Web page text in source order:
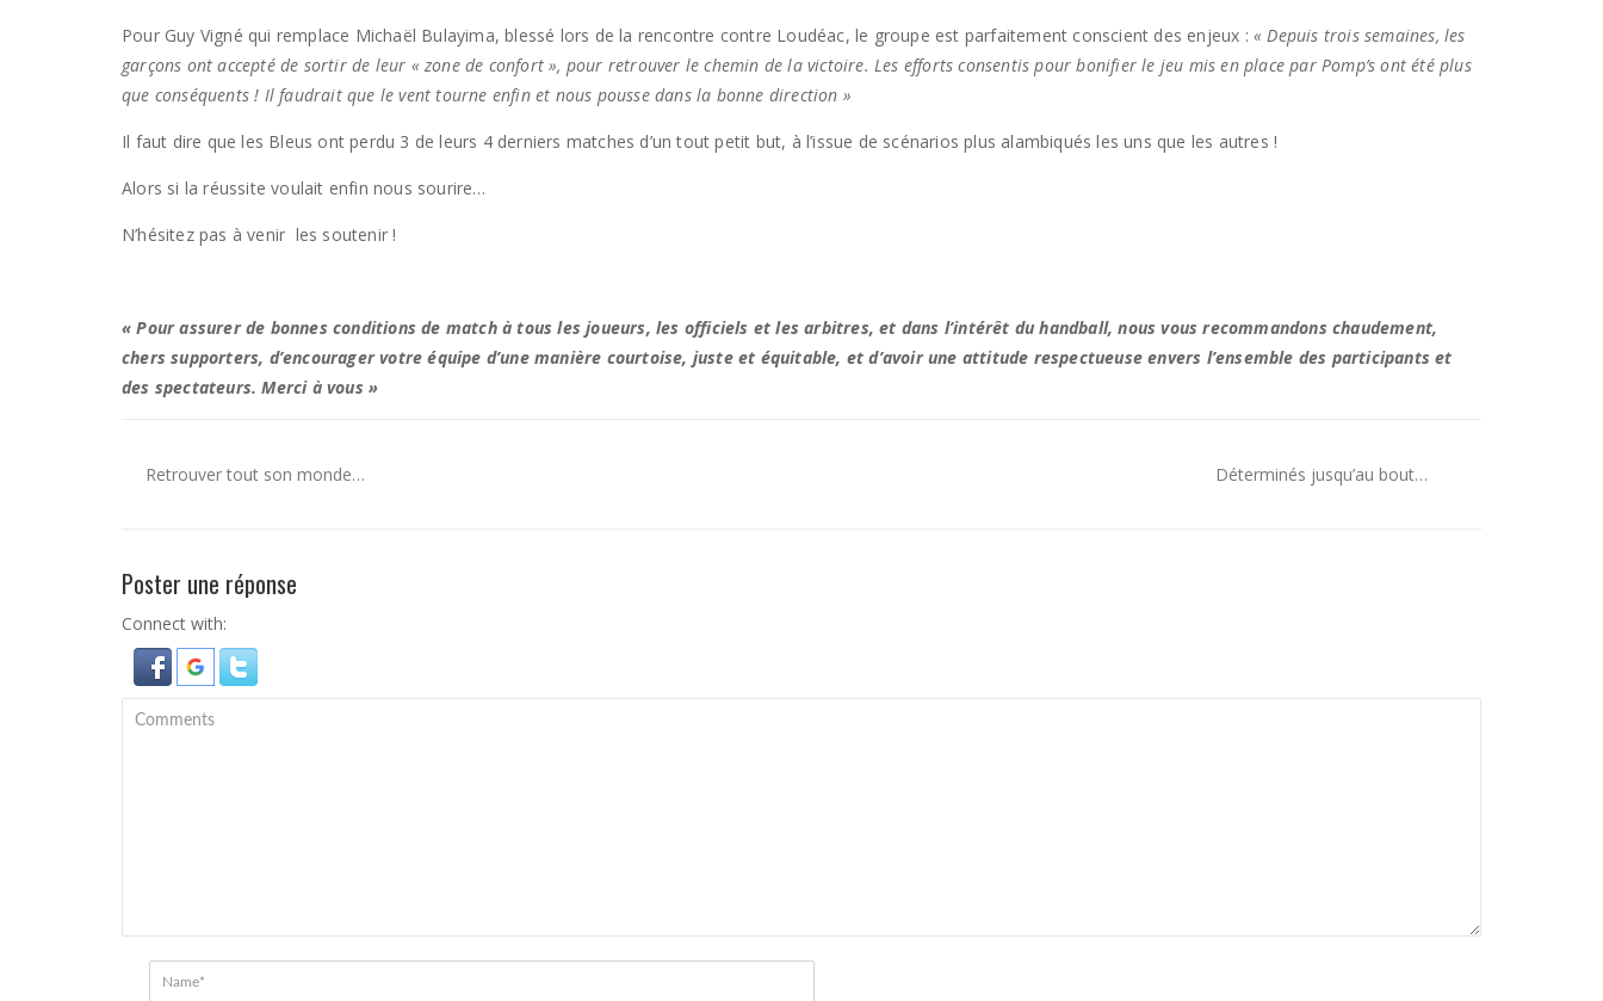
Pour Guy Vigné qui remplace Michaël Bulayima, blessé lors de la rencontre contre Loudéac, le groupe est parfaitement conscient des enjeux :« Depuis trois semaines, les
garçons ont accepté de sortir de leur « zone de confort », pour retrouver le chemin de la victoire. Les efforts consentis pour bonifier le jeu mis en place par Pomp’s ont été plus
que conséquents ! Il faudrait que le vent tourne enfin et nous pousse dans la bonne direction »
Il faut dire que les Bleus ont perdu 3 de leurs 4 derniers matches d’un tout petit but, à l’issue de scénarios plus alambiqués les uns que les autres !
Alors si la réussite voulait enfin nous sourire…
N’hésitez pas à venir les soutenir !
« Pour assurer de bonnes conditions de match à tous les joueurs, les officiels et les arbitres, et dans l’intérêt du handball, nous vous recommandons chaudement,
chers supporters, d’encourager votre équipe d’une manière courtoise, juste et équitable, et d’avoir une attitude respectueuse envers l’ensemble des participants et
des spectateurs. Merci à vous »
Retrouver tout son monde… Déterminés jusqu’au bout…
Poster une réponse
Connect with: